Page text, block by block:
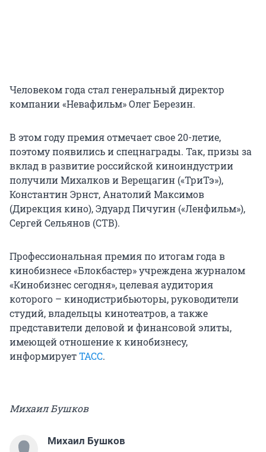
Человеком года стал генеральный директор
компании «Невафильм» Олег Березин.
В этом году премия отмечает свое 20-летие,
поэтому появились и спецнаграды. Так, призы за
вклад в развитие российской киноиндустрии
получили Михалков и Верещагин («ТриТэ»),
Константин Эрнст, Анатолий Максимов
(Дирекция кино), Эдуард Пичугин («Ленфильм»),
Сергей Сельянов (СТВ).
Профессиональная премия по итогам года в
кинобизнесе «Блокбастер» учреждена журналом
«Кинобизнес сегодня», целевая аудитория
которого – кинодистрибьюторы, руководители
студий, владельцы кинотеатров, а также
представители деловой и финансовой элиты,
имеющей отношение к кинобизнесу,
информируетТАСС.
Михаил Бушков
Михаил Бушков